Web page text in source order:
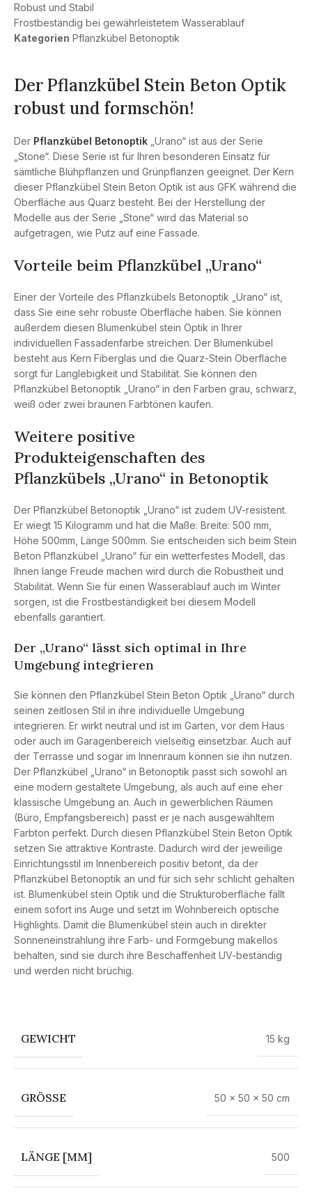
Robust und Stabil
Frostbeständig bei gewährleistetem Wasserablauf
Kategorien Pflanzkübel Betonoptik
Der Pflanzkübel Stein Beton Optik
robust und formschön!
Der Pflanzkübel Betonoptik „Urano“ ist aus der Serie
„Stone“. Diese Serie ist für Ihren besonderen Einsatz für
sämtliche Blühpflanzen und Grünpflanzen geeignet. Der Kern
dieser Pflanzkübel Stein Beton Optik ist aus GFK während die
Oberfläche aus Quarz besteht. Bei der Herstellung der
Modelle aus der Serie „Stone“ wird das Material so
aufgetragen, wie Putz auf eine Fassade.
Vorteile beim Pflanzkübel „Urano“
Einer der Vorteile des Pflanzkübels Betonoptik „Urano“ ist,
dass Sie eine sehr robuste Oberfläche haben. Sie können
außerdem diesen Blumenkübel stein Optik in Ihrer
individuellen Fassadenfarbe streichen. Der Blumenkübel
besteht aus Kern Fiberglas und die Quarz-Stein Oberfläche
sorgt für Langlebigkeit und Stabilität. Sie können den
Pflanzkübel Betonoptik „Urano“ in den Farben grau, schwarz,
weiß oder zwei braunen Farbtönen kaufen.
Weitere positive
Produkteigenschaften des
Pflanzkübels „Urano“ in Betonoptik
Der Pflanzkübel Betonoptik „Urano“ ist zudem UV-resistent.
Er wiegt 15 Kilogramm und hat die Maße: Breite: 500 mm,
Höhe 500mm, Länge 500mm. Sie entscheiden sich beim Stein
Beton Pflanzkübel „Urano“ für ein wetterfestes Modell, das
Ihnen lange Freude machen wird durch die Robustheit und
Stabilität. Wenn Sie für einen Wasserablauf auch im Winter
sorgen, ist die Frostbeständigkeit bei diesem Modell
ebenfalls garantiert.
Der „Urano“ lässt sich optimal in Ihre
Umgebung integrieren
Sie können den Pflanzkübel Stein Beton Optik „Urano“ durch
seinen zeitlosen Stil in ihre individuelle Umgebung
integrieren. Er wirkt neutral und ist im Garten, vor dem Haus
oder auch im Garagenbereich vielseitig einsetzbar. Auch auf
der Terrasse und sogar im Innenraum können sie ihn nutzen.
Der Pflanzkübel „Urano“ in Betonoptik passt sich sowohl an
eine modern gestaltete Umgebung, als auch auf eine eher
klassische Umgebung an. Auch in gewerblichen Räumen
(Büro, Empfangsbereich) passt er je nach ausgewähltem
Farbton perfekt. Durch diesen Pflanzkübel Stein Beton Optik
setzen Sie attraktive Kontraste. Dadurch wird der jeweilige
Einrichtungsstil im Innenbereich positiv betont, da der
Pflanzkübel Betonoptik an und für sich sehr schlicht gehalten
ist. Blumenkübel stein Optik und die Strukturoberfläche fällt
einem sofort ins Auge und setzt im Wohnbereich optische
Highlights. Damit die Blumenkübel stein auch in direkter
Sonneneinstrahlung ihre Farb- und Formgebung makellos
behalten, sind sie durch ihre Beschaffenheit UV-beständig
und werden nicht brüchig.
GEWICHT 15 kg
GRÖSSE 50 × 50 × 50 cm
LÄNGE [MM] 500